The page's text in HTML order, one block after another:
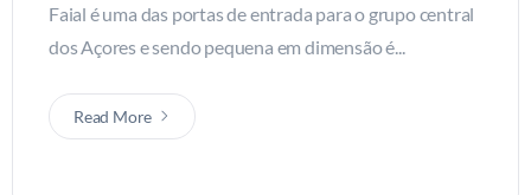
Faial é uma das portas de entrada para o grupo central
dos Açores e sendo pequena em dimensão é...
Read More